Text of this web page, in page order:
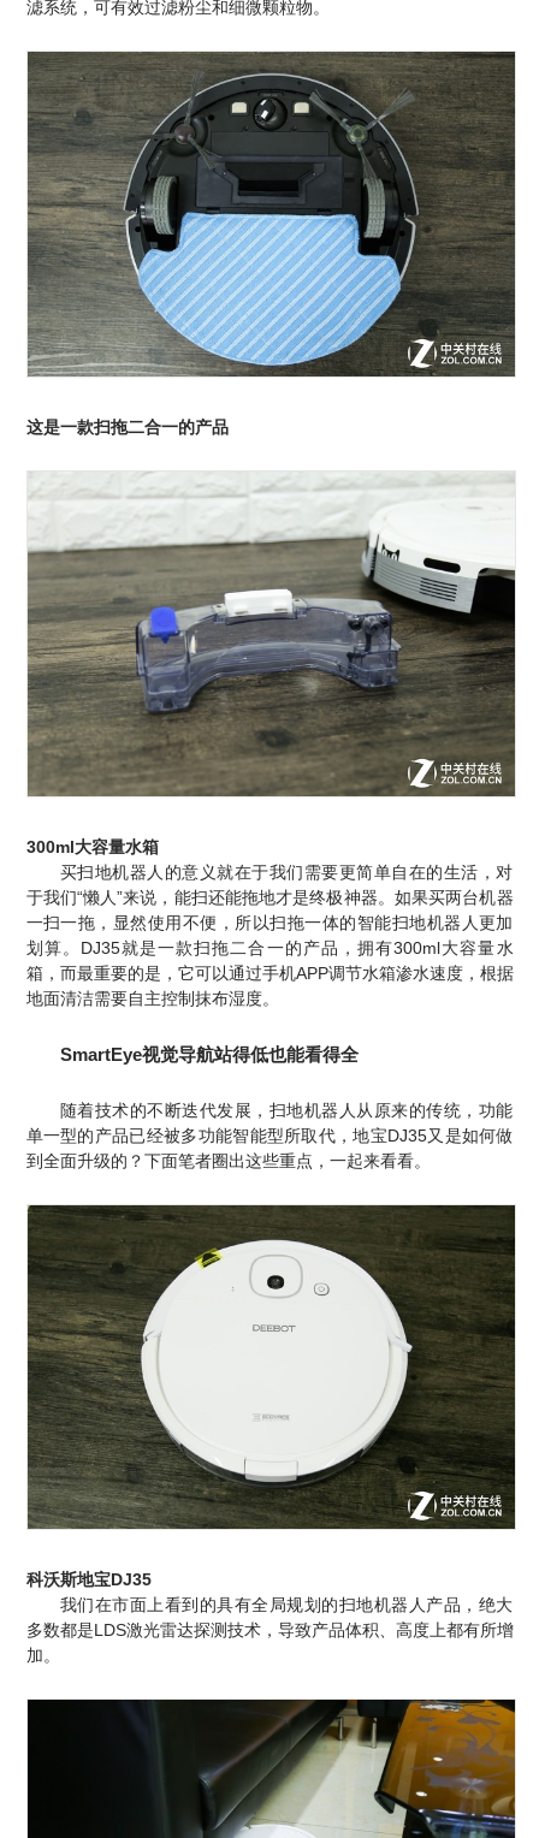
滤系统，可有效过滤粉尘和细微颗粒物。
这是一款扫拖二合一的产品
300ml大容量水箱
买扫地机器人的意义就在于我们需要更简单自在的生活，对
于我们“懒人”来说，能扫还能拖地才是终极神器。如果买两台机器
一扫一拖，显然使用不便，所以扫拖一体的智能扫地机器人更加
划算。DJ35就是一款扫拖二合一的产品，拥有300ml大容量水
箱，而最重要的是，它可以通过手机APP调节水箱渗水速度，根据
地面清洁需要自主控制抹布湿度。
SmartEye视觉导航站得低也能看得全
随着技术的不断迭代发展，扫地机器人从原来的传统，功能
单一型的产品已经被多功能智能型所取代，地宝DJ35又是如何做
到全面升级的？下面笔者圈出这些重点，一起来看看。
科沃斯地宝DJ35
我们在市面上看到的具有全局规划的扫地机器人产品，绝大
多数都是LDS激光雷达探测技术，导致产品体积、高度上都有所增
加。